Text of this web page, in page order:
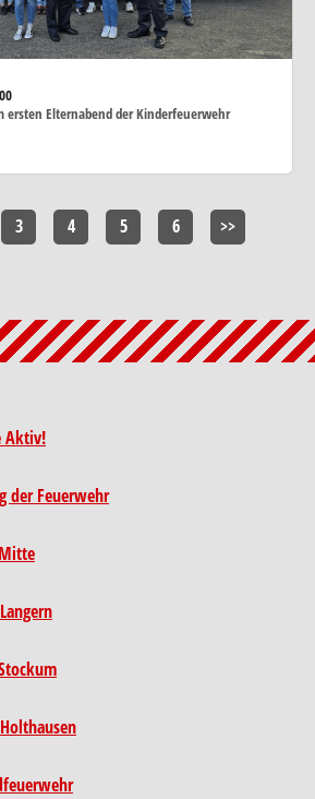
ersten Elternabend der Kinderfeuerwehr
3 4 5 6 >>
Aktiv!
der Feuerwehr